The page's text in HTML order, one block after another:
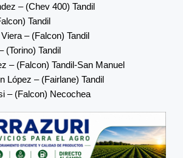
– (Chev 400) Tandil
Tandil
– (Falcon) Tandil
(Torino) Tandil
– (Falcon) Tandil-San Manuel
López – (Fairlane) Tandil
– (Falcon) Necochea